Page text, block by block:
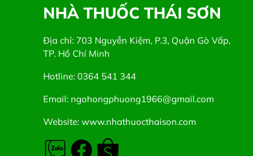
NHÀ THUỐC THÁI SƠN
Địa chỉ: 703 Nguyễn Kiệm, P.3, Quận Gò Vấp,
TP. Hồ Chí Minh
Hotline: 0364 541 344
Email: ngohongphuong1966@gmail.com
Website: www.nhathuocthaison.com